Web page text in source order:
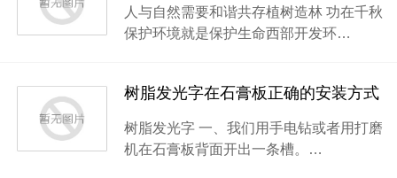
人与自然需要和谐共存植树造林 功在千秋
保护环境就是保护生命西部开发环…
树脂发光字在石膏板正确的安装方式
树脂发光字 一、我们用手电钻或者用打磨
机在石膏板背面开出一条槽。…